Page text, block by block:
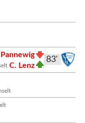
83'
C. Lenz